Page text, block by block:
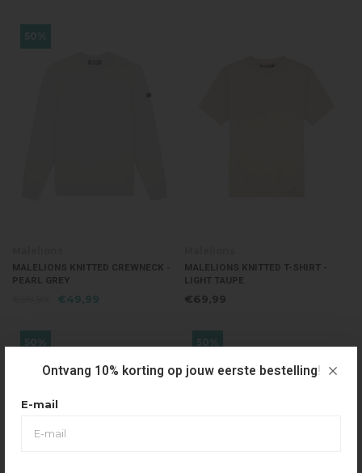
50%
MALELIONS KNITTED CREWNECK -
PEARL GREY
€49,99
MALELIONS KNITTED T-SHIRT -
LIGHT TAUPE
€69,99
50% 50%
Ontvang 10% korting op jouw eerste bestelling!
E-mail